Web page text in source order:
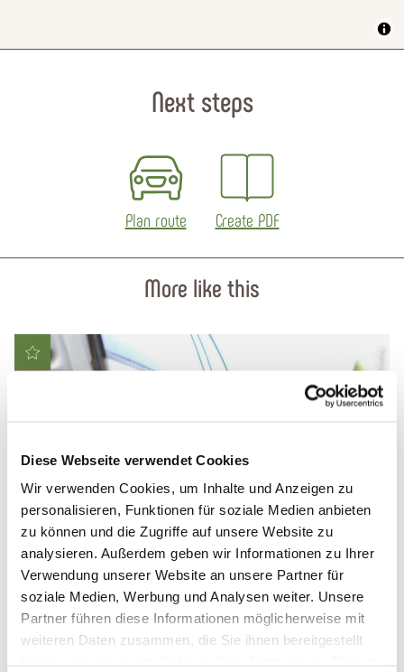
Diese Webseite verwendet Cookies
Wir verwenden Cookies, um Inhalte und Anzeigen zu
personalisieren, Funktionen für soziale Medien anbieten
zu können und die Zugriffe auf unsere Website zu
analysieren. Außerdem geben wir Informationen zu Ihrer
Verwendung unserer Website an unsere Partner für
soziale Medien, Werbung und Analysen weiter. Unsere
Partner führen diese Informationen möglicherweise mit
weiteren Daten zusammen, die Sie ihnen bereitgestellt
Next steps
Plan route Create PDF
More like this
© Pixabay
Merz petrol station
Attenhausen